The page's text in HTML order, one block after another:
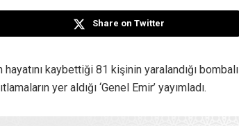
Share on Twitter
kaybettiği 81 kişinin yaralandığı bombalı
yer aldığı ‘Genel Emir’ yayımladı.